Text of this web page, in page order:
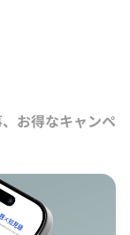
お得なキャンペ